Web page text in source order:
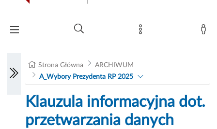
Strona Główna
ARCHIWUM
A_Wybory Prezydenta RP 2025
Klauzula informacyjna dot.
przetwarzania danych